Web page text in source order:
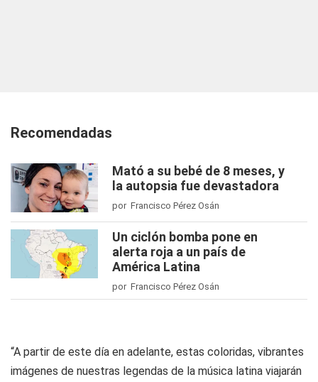
Recomendadas
Mató a su bebé de 8 meses, y
la autopsia fue devastadora
por Francisco Pérez Osán
Un ciclón bomba pone en
alerta roja a un país de
América Latina
por Francisco Pérez Osán
“A partir de este día en adelante, estas coloridas, vibrantes
imágenes de nuestras legendas de la música latina viajarán